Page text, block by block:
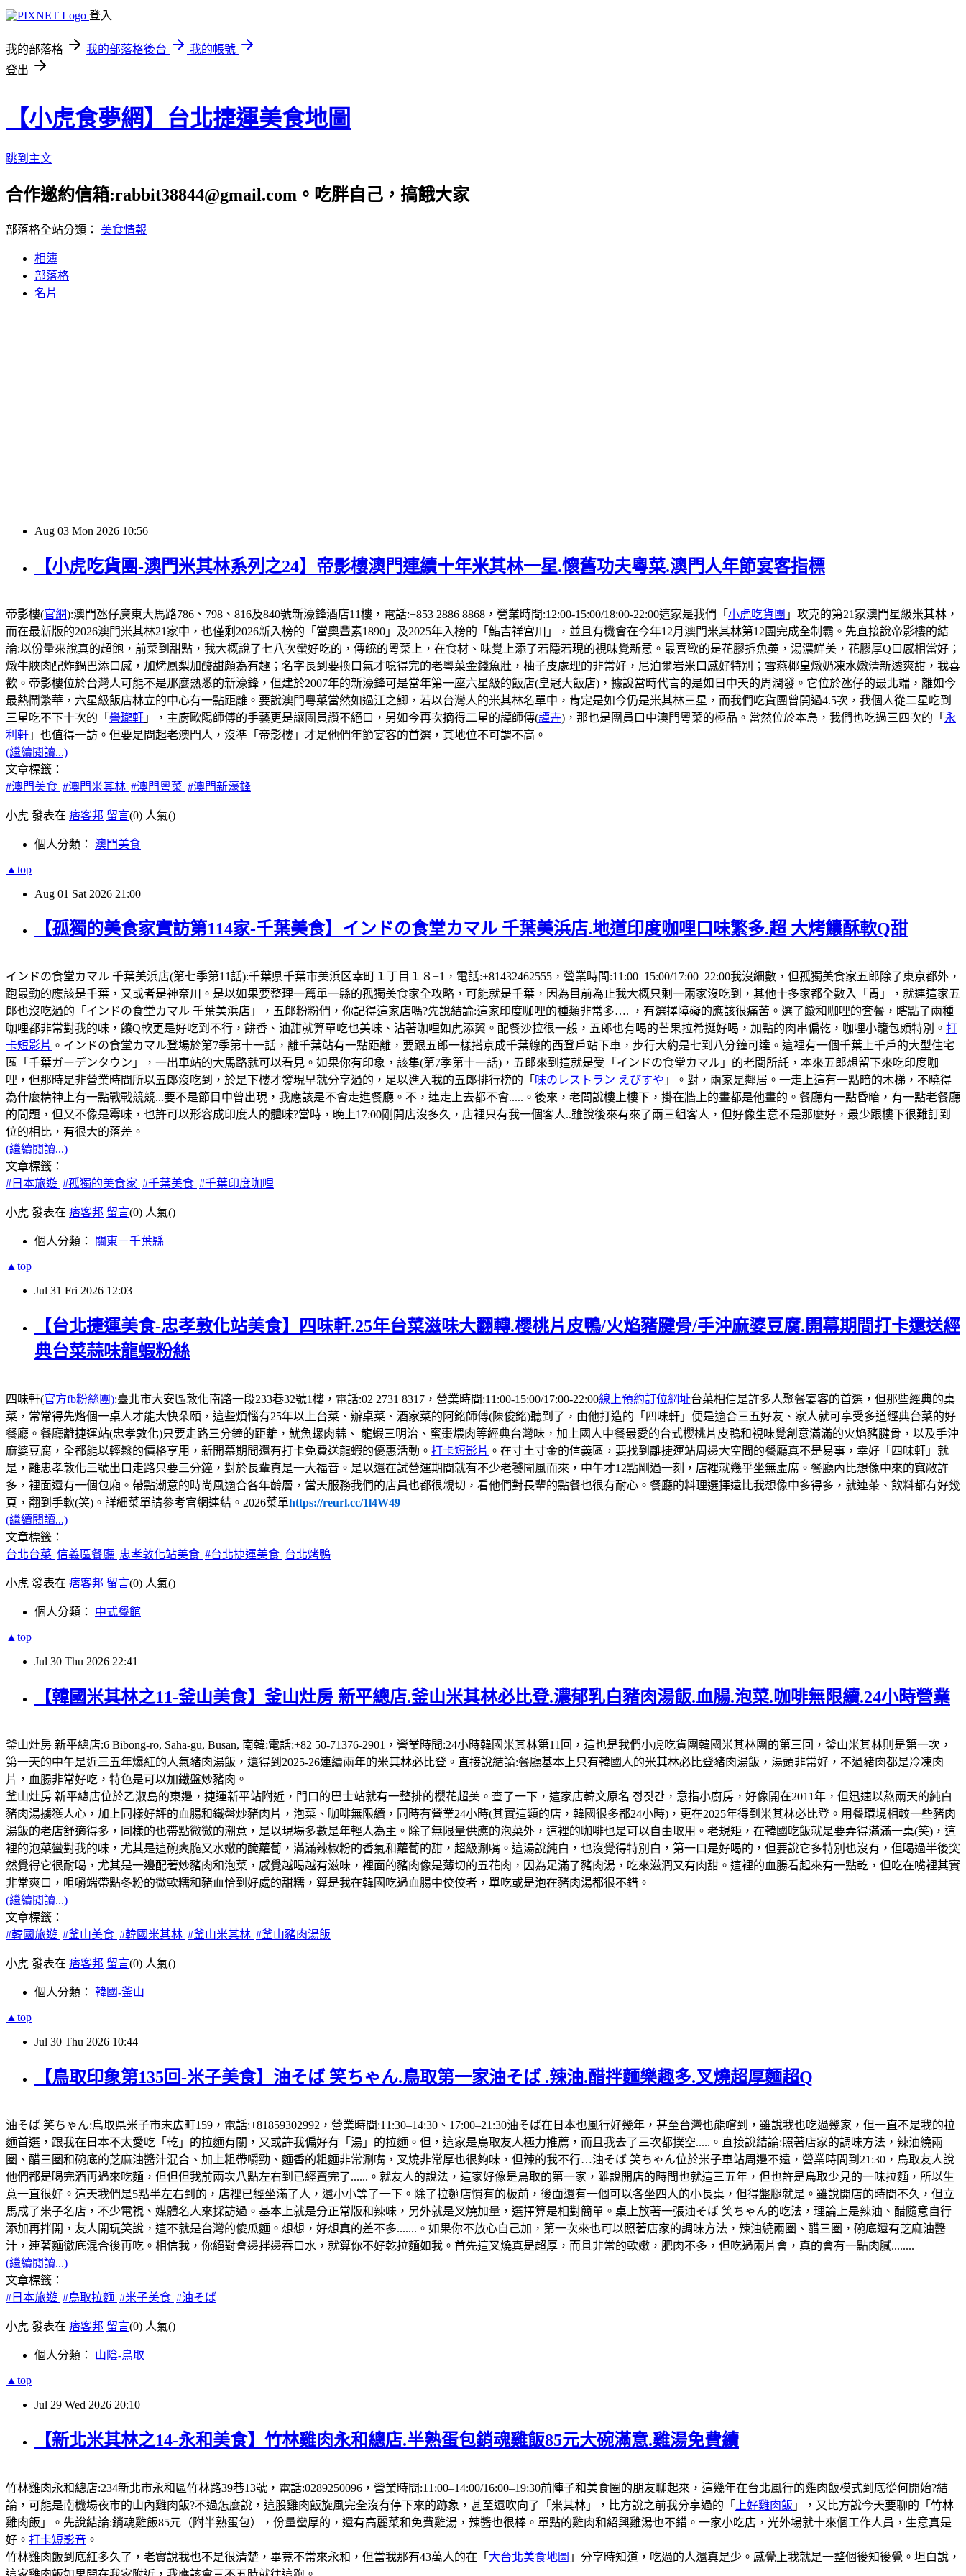
登入
我的部落格 我的部落格後台
我的帳號
登出
【小虎食夢網】台北捷運美食地圖
跳到主文
合作邀約信箱:rabbit38844@gmail.com。吃胖自己，搞餓大家
部落格全站分類： 美食情報
相簿
部落格
名片
Aug 03 Mon 2026 10:56
【小虎吃貨團-澳門米其林系列之24】帝影樓澳門連續十年米其林一星.懷舊功夫粵菜.澳門人年節宴客指標
帝影樓(官網):澳門氹仔廣東大馬路786、798、816及840號新濠鋒酒店11樓，電話:+853 2886 8868，營業時間:12:00-15:00/18:00-22:00這家是我們「 小虎吃貨團 」攻克的第21家澳門星級米其林，
而在最新版的2026澳門米其林21家中，也僅剩2026新入榜的「當奧豐素1890」及2025年入榜的「鮨吉祥宮川」，並且有機會在今年12月澳門米其林第12團完成全制霸。先直接說帝影樓的結
論:以份量來說真的超飽，前菜到甜點，我大概說了七八次蠻好吃的，傳統的粵菜上，在食材、味覺上添了若隱若現的視味覺新意。最喜歡的是花膠拆魚𡙡，湯濃鮮美，花膠厚Q口感相當好；
燉牛脥肉配炸鍋巴添口感，加烤鳳梨加酸甜頗為有趣；名字長到要換口氣才唸得完的老粵菜金錢魚肚，柚子皮處理的非常好，尼泊爾岩米口感好特別；雪燕椰皇燉奶凍水嫩清新透爽甜，我喜
歡。帝影樓位於台灣人可能不是那麼熟悉的新濠鋒，但建於2007年的新濠鋒可是當年第一座六星級的飯店(皇冠大飯店)，據說當時代言的是如日中天的周潤發。它位於氹仔的最北端，離如今
最熱鬧繁華，六星級飯店林立的中心有一點距離。要說澳門粵菜當然如過江之鯽，若以台灣人的米其林名單中，肯定是如今仍是米其林三星，而我們吃貨團曾開過4.5次，我個人從二星吃到
三星吃不下十次的「 譽瓏軒 」，主廚歐陽師傅的手藝更是讓團員讚不絕口，另如今再次摘得二星的譚師傳(譚卉)，那也是團員口中澳門粵菜的極品。當然位於本島，我們也吃過三四次的「 永
利軒 」也值得一訪。但要是問起老澳門人，沒準「帝影樓」才是他們年節宴客的首選，其地位不可謂不高。
(繼續閱讀...)
文章標籤：
#澳門美食 #澳門米其林 #澳門粵菜 #澳門新濠鋒
小虎 發表在 痞客邦 留言(0) 人氣()
個人分類： 澳門美食
▲top
Aug 01 Sat 2026 21:00
【孤獨的美食家實訪第114家-千葉美食】インドの食堂カマル 千葉美浜店.地道印度咖哩口味繁多.超 大烤饢酥軟Q甜
インドの食堂カマル 千葉美浜店(第七季第11話):千葉県千葉市美浜区幸町１丁目１８−1，電話:+81432462555，營業時間:11:00–15:00/17:00–22:00我沒細數，但孤獨美食家五郎除了東京都外，
跑最勤的應該是千葉，又或者是神奈川。是以如果要整理一篇單一縣的孤獨美食家全攻略，可能就是千葉，因為目前為止我大概只剩一兩家沒吃到，其他十多家都全數入「胃」，就連這家五
郎也沒吃過的「インドの食堂カマル 千葉美浜店」，五郎粉粉們，你記得這家店嗎?先說結論:這家印度咖哩的種類非常多…. ，有選擇障礙的應該很痛苦。選了饢和咖哩的套餐，瞎點了兩種
咖哩都非常對我的味，饢Q軟更是好吃到不行，餅香、油甜就算單吃也美味、沾著咖哩如虎添翼。配餐沙拉很一般，五郎也有喝的芒果拉希挺好喝，加點的肉串偏乾，咖哩小籠包頗特別。 打
卡短影片 。インドの食堂カマル登場於第7季第十一話，離千葉站有一點距離，要跟五郎一樣搭京成千葉線的西登戶站下車，步行大約是七到八分鐘可達。這裡有一個千葉上千戶的大型住宅
區「千葉ガーデンタウン」，一出車站的大馬路就可以看見。如果你有印象，該集(第7季第十一話)，五郎來到這就是受「インドの食堂カマル」的老闆所託，本來五郎想留下來吃印度咖
哩，但那時是非營業時間所以五郎沒吃到，於是下樓才發現早就分享過的，足以進入我的五郎排行榜的「 味のレストラン えびすや 」。對，兩家是鄰居。一走上這有一點暗的木梯，不曉得
為什麼精神上有一點戰戰競競...要不是節目中曾出現，我應該是不會走進餐廳。不，連走上去都不會.....。後來，老闆說樓上樓下，掛在牆上的畫都是他畫的。餐廳有一點昏暗，有一點老餐廳
的問題，但又不像是霉味，也許可以形容成印度人的體味?當時，晚上17:00剛開店沒多久，店裡只有我一個客人..雖說後來有來了兩三組客人，但好像生意不是那麼好，最少跟樓下很難訂到
位的相比，有很大的落差。
(繼續閱讀...)
文章標籤：
#日本旅遊 #孤獨的美食家 #千葉美食 #千葉印度咖哩
小虎 發表在 痞客邦 留言(0) 人氣()
個人分類： 關東－千葉縣
▲top
Jul 31 Fri 2026 12:03
【台北捷運美食-忠孝敦化站美食】四味軒.25年台菜滋味大翻轉.櫻桃片皮鴨/火焰豬腱骨/手沖麻婆豆腐.開幕期間打卡還送經
典台菜蒜味龍蝦粉絲
四味軒(官方fb粉絲團):臺北市大安區敦化南路一段233巷32號1樓，電話:02 2731 8317，營業時間:11:00-15:00/17:00-22:00線上預約訂位網址台菜相信是許多人聚餐宴客的首選，但那些經典的桌
菜，常常得先烙個一桌人才能大快朵頤，這些煩惱有25年以上台菜、辦桌菜、酒家菜的阿銘師傅(陳俊銘)聽到了，由他打造的「四味軒」便是適合三五好友、家人就可享受多道經典台菜的好
餐廳。餐廳離捷運站(忠孝敦化)只要走路三分鐘的距離，魷魚螺肉蒜、 龍蝦三明治、蜜棗煨肉等經典台灣味，加上國人中餐最愛的台式櫻桃片皮鴨和視味覺創意滿滿的火焰豬腱骨，以及手沖
麻婆豆腐，全都能以輕鬆的價格享用，新開幕期間還有打卡免費送龍蝦的優惠活動。 打卡短影片 。在寸土寸金的信義區，要找到離捷運站周邊大空間的餐廳真不是易事，幸好「四味軒」就
是，離忠孝敦化三號出口走路只要三分鐘，對於長輩真是一大福音。是以還在試營運期間就有不少老饕聞風而來，中午才12點剛過一刻，店裡就幾乎坐無虛席。餐廳內比想像中來的寬敝許
多，裡面還有一個包廂。帶點潮意的時尚風適合各年齡層，當天服務我們的店員也都很親切，看他們對長輩的點餐也很有耐心。餐廳的料理選擇遠比我想像中多得多，就連茶、飲料都有好幾
頁，翻到手軟(笑)。詳細菜單請參考官網連結。2026菜單https://reurl.cc/1l4W49
(繼續閱讀...)
文章標籤：
台北台菜 信義區餐廳 忠孝敦化站美食 #台北捷運美食 台北烤鴨
小虎 發表在 痞客邦 留言(0) 人氣()
個人分類： 中式餐館
▲top
Jul 30 Thu 2026 22:41
【韓國米其林之11-釜山美食】釜山灶房 新平總店.釜山米其林必比登.濃郁乳白豬肉湯飯.血腸.泡菜.咖啡無限續.24小時營業
釜山灶房 新平總店:6 Bibong-ro, Saha-gu, Busan, 南韓:電話:+82 50-71376-2901，營業時間:24小時韓國米其林第11回，這也是我們小虎吃貨團韓國米其林團的第三回，釜山米其林則是第一次，
第一天的中午是近三五年爆紅的人氣豬肉湯飯，還得到2025-26連續兩年的米其林必比登。直接說結論:餐廳基本上只有韓國人的米其林必比登豬肉湯飯，湯頭非常好，不過豬肉都是冷凍肉
片，血腸非常好吃，特色是可以加鐵盤炒豬肉。
釜山灶房 新平總店位於乙淑島的東邊，捷運新平站附近，門口的巴士站就有一整排的櫻花超美。查了一下，這家店韓文原名 정짓간，意指小廚房，好像開在2011年，但迅速以熬兩天的純白
豬肉湯擄獲人心，加上同樣好評的血腸和鐵盤炒豬肉片，泡菜、咖啡無限續，同時有營業24小時(其實這類的店，韓國很多都24小時)，更在2025年得到米其林必比登。用餐環境相較一些豬肉
湯飯的老店舒適得多，同樣的也帶點微微的潮意，是以現場多數是年輕人為主。除了無限量供應的泡菜外，這裡的咖啡也是可以自由取用。老規矩，在韓國吃飯就是要弄得滿滿一桌(笑)，這
裡的泡菜蠻對我的味，尤其是這碗爽脆又水嫩的醃蘿蔔，滿滿辣椒粉的香氣和蘿蔔的甜，超級涮嘴。這湯說純白，也沒覺得特別白，第一口是好喝的，但要說它多特別也沒有，但喝過半後突
然覺得它很耐喝，尤其是一邊配著炒豬肉和泡菜，感覺越喝越有滋味，裡面的豬肉像是薄切的五花肉，因為足滿了豬肉湯，吃來滋潤又有肉甜。這裡的血腸看起來有一點乾，但吃在嘴裡其實
非常爽口，咀嚼端帶點冬粉的微軟糯和豬血恰到好處的甜糯，算是我在韓國吃過血腸中佼佼者，單吃或是泡在豬肉湯都很不錯。
(繼續閱讀...)
文章標籤：
#韓國旅遊 #釜山美食 #韓國米其林 #釜山米其林 #釜山豬肉湯飯
小虎 發表在 痞客邦 留言(0) 人氣()
個人分類： 韓國-釜山
▲top
Jul 30 Thu 2026 10:44
【鳥取印象第135回-米子美食】油そば 笑ちゃん.鳥取第一家油そば .辣油.醋拌麵樂趣多.叉燒超厚麵超Q
油そば 笑ちゃん:鳥取県米子市末広町159，電話:+81859302992，營業時間:11:30–14:30、17:00–21:30油そば在日本也風行好幾年，甚至台灣也能嚐到，雖說我也吃過幾家，但一直不是我的拉
麵首選，跟我在日本不太愛吃「乾」的拉麵有關，又或許我偏好有「湯」的拉麵。但，這家是鳥取友人極力推薦，而且我去了三次都撲空.....。直接說結論:照著店家的調味方法，辣油繞兩
圈、醋三圈和碗底的芝麻油醬汁混合、加上粗帶嚼勁、麵香的粗麵非常涮嘴，叉燒非常厚也很夠味，但辣的我不行…油そば 笑ちゃん位於米子車站周邊不遠，營業時間到21:30，鳥取友人說
他們都是喝完酒再過來吃麵，但但但我前兩次八點左右到已經賣完了......。就友人的說法，這家好像是鳥取的第一家，雖說開店的時間也就這三五年，但也許是鳥取少見的一味拉麵，所以生
意一直很好。這天我們是5點半左右到的，店裡已經坐滿了人，還小小等了一下。除了拉麵店慣有的板前，後面還有一個可以各坐四人的小長桌，但得盤腿就是。雖說開店的時間不久，但立
馬成了米子名店，不少電視、媒體名人來採訪過。基本上就是分正常版和辣味，另外就是叉燒加量，選擇算是相對簡單。桌上放著一張油そば 笑ちゃん的吃法，理論上是辣油、醋隨意自行
添加再拌開，友人開玩笑說，這不就是台灣的傻瓜麵。想想，好想真的差不多.......。如果你不放心自己加，第一次來也可以照著店家的調味方法，辣油繞兩圈、醋三圈，碗底還有芝麻油醬
汁，連著麵徹底混合後再吃。相信我，你絕對會邊拌邊吞口水，就算你不好乾拉麵如我。首先這叉燒真是超厚，而且非常的軟嫩，肥肉不多，但吃過兩片會，真的會有一點肉膩........
(繼續閱讀...)
文章標籤：
#日本旅遊 #鳥取拉麵 #米子美食 #油そば
小虎 發表在 痞客邦 留言(0) 人氣()
個人分類： 山陰-鳥取
▲top
Jul 29 Wed 2026 20:10
【新北米其林之14-永和美食】竹林雞肉永和總店.半熟蛋包銷魂雞飯85元大碗滿意.雞湯免費續
竹林雞肉永和總店:234新北市永和區竹林路39巷13號，電話:0289250096，營業時間:11:00–14:00/16:00–19:30前陣子和美食圈的朋友聊起來，這幾年在台北風行的雞肉飯模式到底從何開始?結
論，可能是南機場夜市的山內雞肉飯?不過怎麼說，這股雞肉飯旋風完全沒有停下來的跡象，甚至還吹向了「米其林」，比方說之前我分享過的「
上好雞肉飯 」，又比方說今天要聊的「竹林
雞肉飯」。先說結論:銷魂雞飯85元（附半熟蛋包），份量蠻厚的，還有高麗菜和免費雞湯，辣醬也很棒。單點的雞肉和紹興雞湯也不錯。一家小吃店，光外場就十來個工作人員，生意真是
好。 打卡短影音 。
竹林雞肉飯到底紅多久了，老實說我也不是很清楚，畢竟不常來永和，但當我那有43萬人的在「 大台北美食地圖 」分享時知道，吃過的人還真是少。感覺上我就是一整個後知後覺。坦白說，